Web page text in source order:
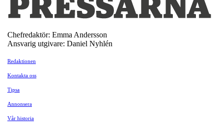
Chefredaktör: Emma Andersson
Ansvarig utgivare: Daniel Nyhlén
Redaktionen
Kontakta oss
Tipsa
Annonsera
Vår historia